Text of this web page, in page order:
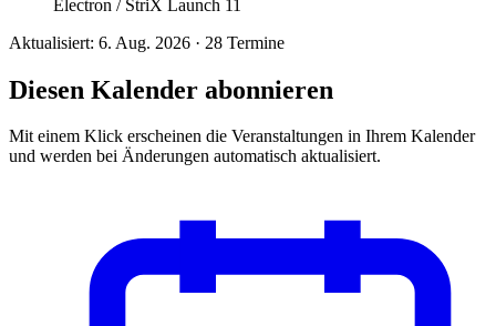
Electron / StriX Launch 11
Aktualisiert: 6. Aug. 2026 · 28 Termine
Diesen Kalender abonnieren
Mit einem Klick erscheinen die Veranstaltungen in Ihrem Kalender
und werden bei Änderungen automatisch aktualisiert.